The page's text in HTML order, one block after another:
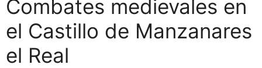
Combates medievales en
el Castillo de Manzanares
el Real